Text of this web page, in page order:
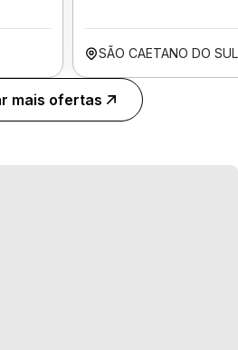
SÃO CAETANO DO
mais ofertas